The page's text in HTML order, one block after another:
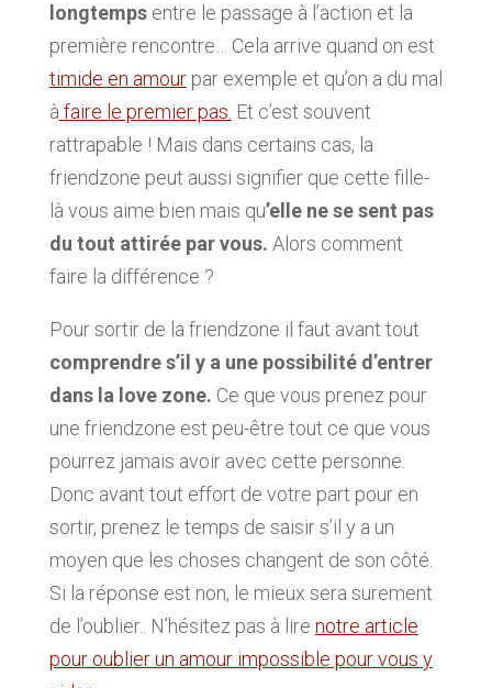
longtempsentre le passage à l’action et la
première rencontre… Cela arrive quand on est
timide en amourpar exemple et qu’on a du mal
à faire le premier pas. Et c’est souvent
rattrapable ! Mais dans certains cas, la
friendzone peut aussi signifier que cette fille-
là vous aime bien mais qu’elle ne se sent pas
du tout attirée par vous. Alors comment
faire la différence ?
Pour sortir de la friendzone il faut avant tout
comprendre s’il y a une possibilité d’entrer
dans la love zone. Ce que vous prenez pour
une friendzone est peu-être tout ce que vous
pourrez jamais avoir avec cette personne.
Donc avant tout effort de votre part pour en
sortir, prenez le temps de saisir s’il y a un
moyen que les choses changent de son côté.
Si la réponse est non, le mieux sera surement
de l’oublier.. N’hésitez pas à lire notre article
pour oublier un amour impossible pour vous y